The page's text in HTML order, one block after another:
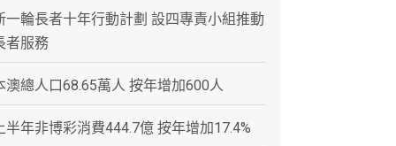
一輪長者十年行動計劃 設四專責小組推動
者服務
澳總人口68.65萬人 按年增加600人
半年非博彩消費444.7億 按年增加17.4%